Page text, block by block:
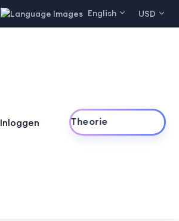
English USD
Inloggen
Online Theorie